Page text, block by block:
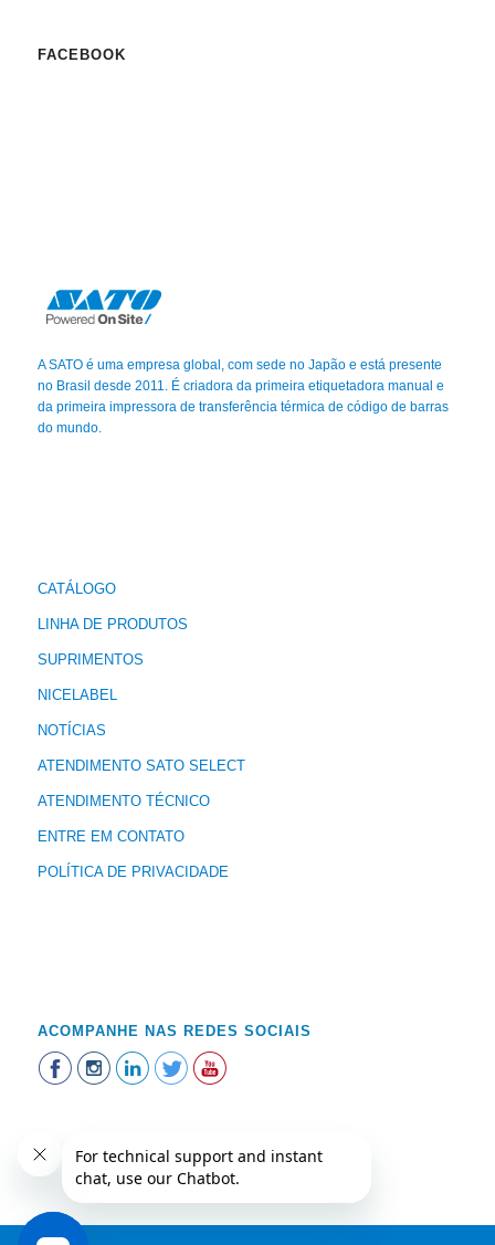
FACEBOOK
A SATO é uma empresa global, com sede no Japão e está presente
no Brasil desde 2011. É criadora da primeira etiquetadora manual e
da primeira impressora de transferência térmica de código de barras
do mundo.
CATÁLOGO
LINHA DE PRODUTOS
SUPRIMENTOS
NICELABEL
NOTÍCIAS
ATENDIMENTO SATO SELECT
ATENDIMENTO TÉCNICO
ENTRE EM CONTATO
POLÍTICA DE PRIVACIDADE
ACOMPANHE NAS REDES SOCIAIS